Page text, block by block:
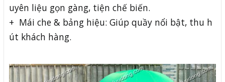
uyên liệu gọn gàng, tiện chế biến.
+ Mái che & bảng hiệu: Giúp quầy nổi bật, thu h
út khách hàng.